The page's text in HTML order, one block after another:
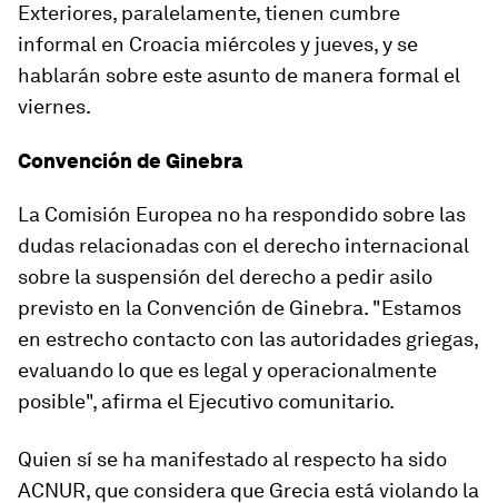
Exteriores, paralelamente, tienen cumbre
informal en Croacia miércoles y jueves, y se
hablarán sobre este asunto de manera formal el
viernes.
Convención de Ginebra
La Comisión Europea no ha respondido sobre las
dudas relacionadas con el derecho internacional
sobre la suspensión del derecho a pedir asilo
previsto en la Convención de Ginebra. "Estamos
en estrecho contacto con las autoridades griegas,
evaluando lo que es legal y operacionalmente
posible", afirma el Ejecutivo comunitario.
Quien sí se ha manifestado al respecto ha sido
ACNUR, que considera que Grecia está violando la